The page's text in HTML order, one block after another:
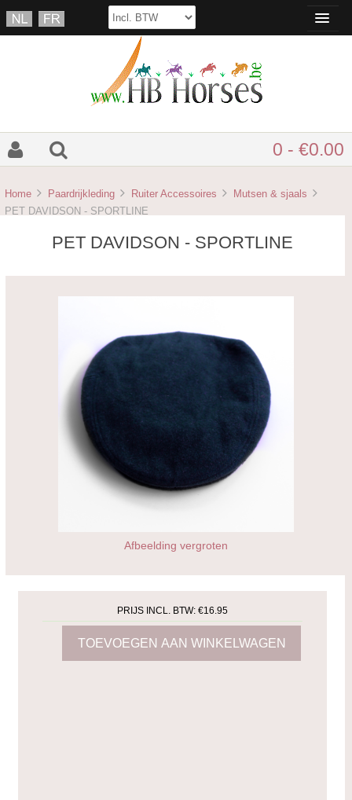
0 - €0.00
Home Paardrijkleding Ruiter Accessoires
Mutsen & sjaals
PET DAVIDSON - SPORTLINE
PET DAVIDSON - SPORTLINE
Afbeelding vergroten
PRIJS INCL. BTW:€16.95